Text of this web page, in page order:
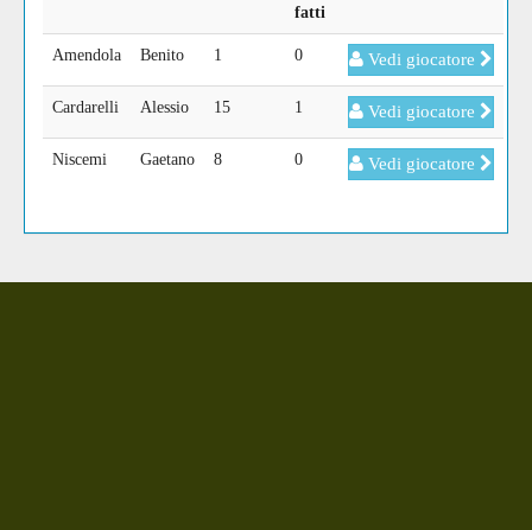
fatti
Amendola Benito 1 0 Vedi giocatore
Cardarelli Alessio 15 1 Vedi giocatore
Niscemi Gaetano 8 0 Vedi giocatore